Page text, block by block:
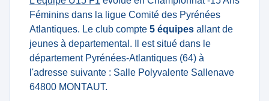
Féminins dans la ligue Comité des Pyrénées
Atlantiques. Le club compte 5 équipes allant de
jeunes à departemental. Il est situé dans le
département Pyrénées-Atlantiques (64) à
l'adresse suivante : Salle Polyvalente Sallenave
64800 MONTAUT.